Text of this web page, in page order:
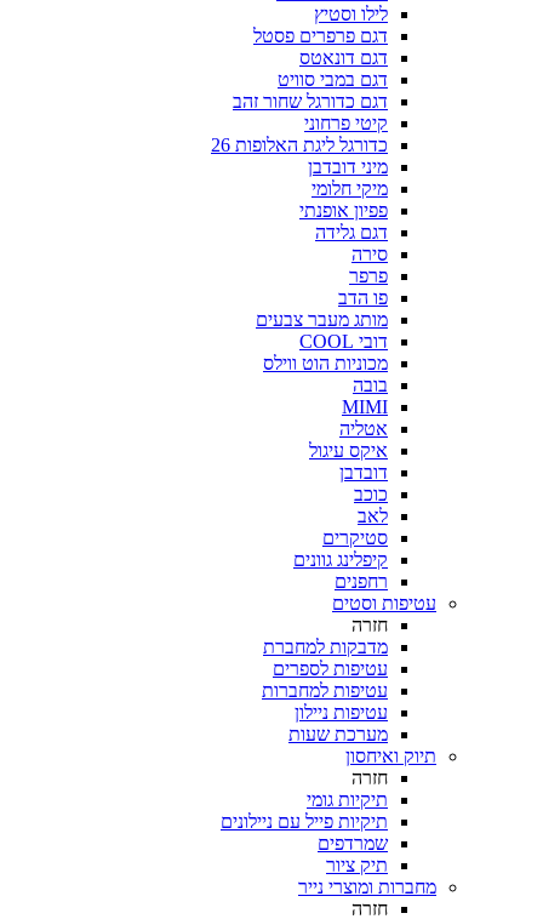
לילו וסטיץ
דגם פרפרים פסטל
דגם דונאטס
דגם במבי סוויט
דגם כדורגל שחור זהב
קיטי פרחוני
כדורגל ליגת האלופות 26
מיני דובדבן
מיקי חלומי
פפיון אופנתי
דגם גלידה
סירה
פרפר
פו הדב
מותג מעבר צבעים
דובי COOL
מכוניות הוט ווילס
בובה
MIMI
אטליה
איקס עיגול
דובדבן
כוכב
לאב
סטיקרים
קיפלינג גוונים
רחפנים
עטיפות וסטים
חזרה
מדבקות למחברת
עטיפות לספרים
עטיפות למחברות
עטיפות ניילון
מערכת שעות
תיוק ואיחסון
חזרה
תיקיות גומי
תיקיות פייל עם ניילונים
שמרדפים
תיק ציור
מחברות ומוצרי נייר
חזרה